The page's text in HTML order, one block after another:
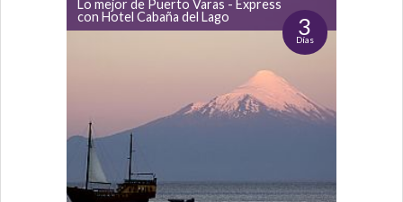
Lo mejor de Puerto Varas - Express
con Hotel Cabaña del Lago
3
Días